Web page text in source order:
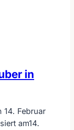
in
14. Februar
am14.